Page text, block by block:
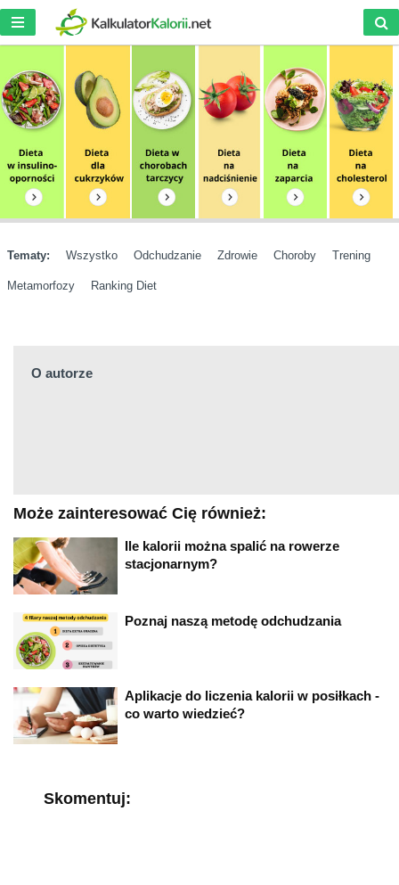
Tematy: Wszystko Odchudzanie Zdrowie Choroby Trening
Metamorfozy Ranking Diet
O autorze
Może zainteresować Cię również:
Ile kalorii można spalić na rowerze
stacjonarnym?
Poznaj naszą metodę odchudzania
Aplikacje do liczenia kalorii w posiłkach -
co warto wiedzieć?
Skomentuj: